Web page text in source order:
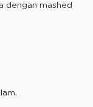
dengan mashed